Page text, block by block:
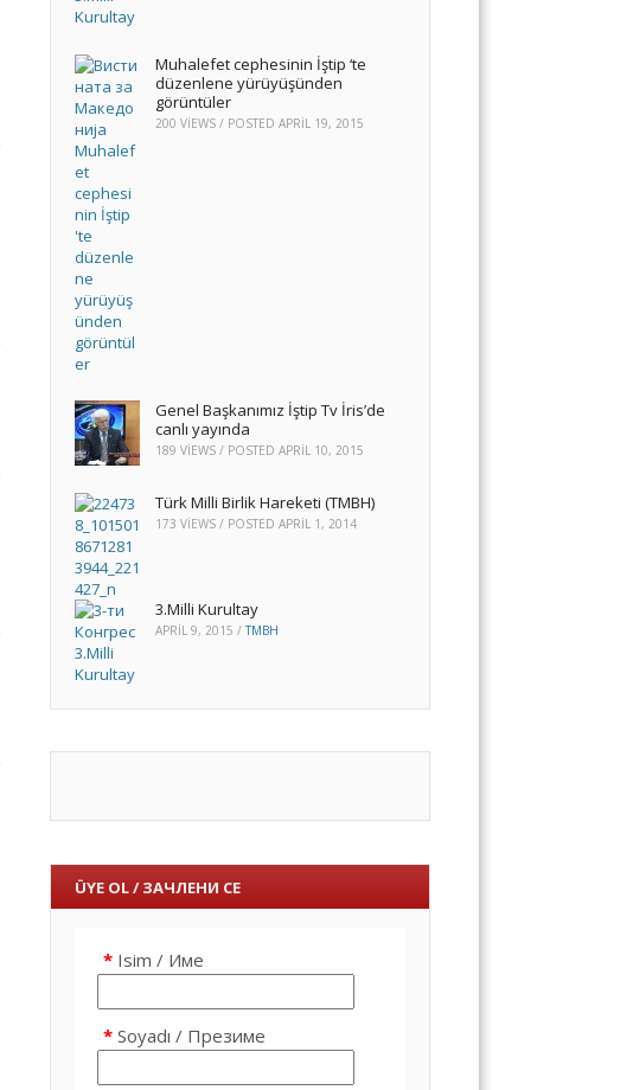
Muhalefet cephesinin İştip ‘te
düzenlene yürüyüşünden
görüntüler
200 VIEWS / POSTED APRIL 19, 2015
Genel Başkanımız İştip Tv İris’de
canlı yayında
189 VIEWS / POSTED APRIL 10, 2015
Türk Milli Birlik Hareketi (TMBH)
173 VIEWS / POSTED APRIL 1, 2014
3.Milli Kurultay
APRIL 9, 2015 /TMBH
ÜYE OL / ЗАЧЛЕНИ СЕ